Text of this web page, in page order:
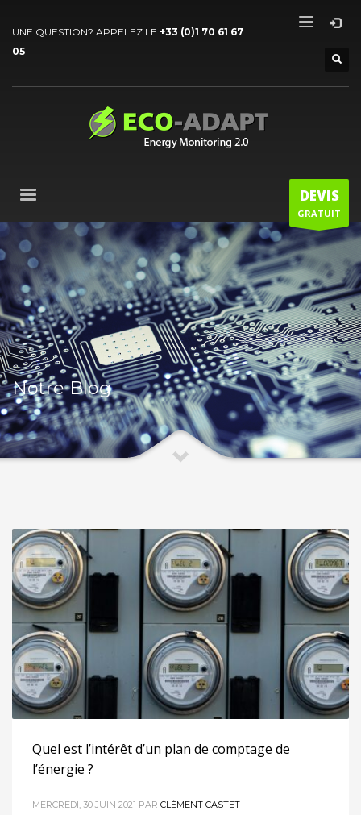
UNE QUESTION? APPELEZ LE +33 (0)1 70 61 67
05
DEVIS
GRATUIT
Notre Blog
Quel est l’intérêt d’un plan de comptage de
l’énergie ?
MERCREDI, 30 JUIN 2021 PAR CLÉMENT CASTET